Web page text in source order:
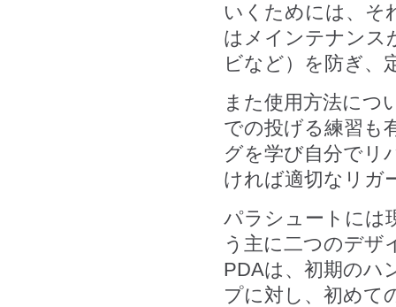
いくためには、そ
はメインテナンス
ビなど）を防ぎ、
また使用方法につ
での投げる練習も
グを学び自分でリ
ければ適切なリガ
パラシュートには
う主に二つのデザ
PDAは、初期のハ
プに対し、初めて